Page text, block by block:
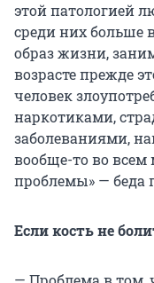
этой патологией
среди них больше
образ жизни,
возрасте прежде
человек
наркотиками,
заболеваниями,
вообще-то во всем
проблемы» —
Если кость не